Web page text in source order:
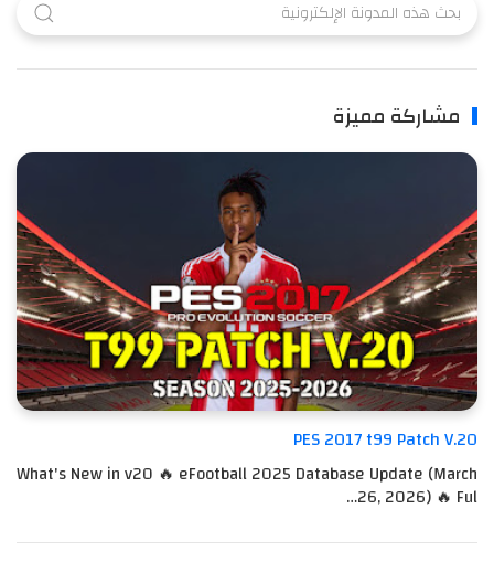
مشاركة مميزة
PES 2017 t99 Patch V.20
What's New in v20 🔥 eFootball 2025 Database Update (March
26, 2026) 🔥 Ful…